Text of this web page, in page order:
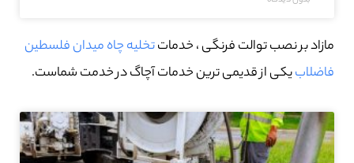
مازاد بر نصب توالت فرنگی ، خدماتتخلیه چاه میدان فلسطین
فاضلابیکی از قدیمی ترین خدمات آچاگ در خدمت شماست.